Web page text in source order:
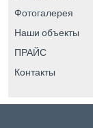
Фотогалерея
Наши объекты
ПРАЙС
Контакты